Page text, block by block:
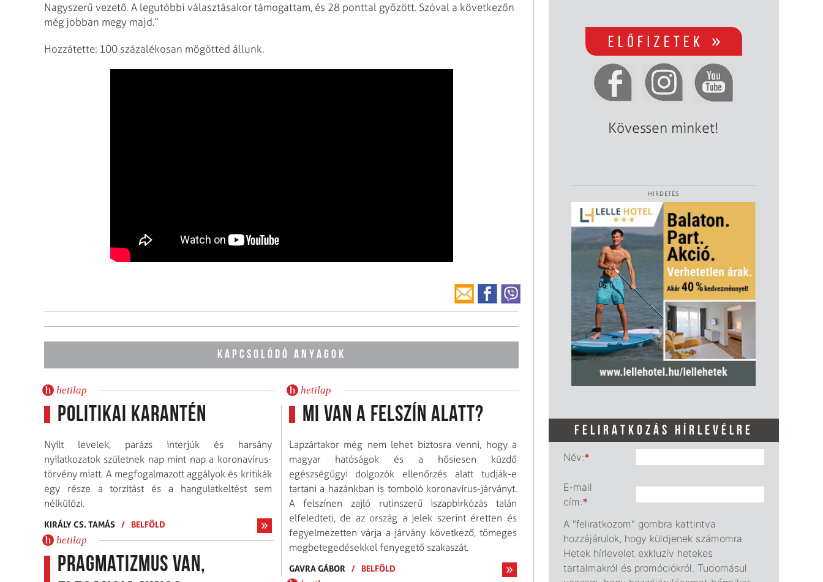
Nagyszerű vezető. A legutóbbi választásakor támogattam, és 28 ponttal győzött. Szóval a következőn
még jobban megy majd.”
Hozzátette: 100 százalékosan mögötted állunk.
KAPCSOLÓDÓ ANYAGOK
hetilap
Politikai karantén
Nyílt levelek, parázs interjúk és harsány
nyilatkozatok születnek nap mint nap a koronavírus-
törvény miatt. A megfogalmazott aggályok és kritikák
egy része a torzítást és a hangulatkeltést sem
nélkülözi.
KIRÁLY CS. TAMÁS / BELFÖLD
hetilap
Pragmatizmus van,
hetilap
Mi van a felszín alatt?
Lapzártakor még nem lehet biztosra venni, hogy a
magyar hatóságok és a hősiesen küzdő
egészségügyi dolgozók ellenőrzés alatt tudják-e
tartani a hazánkban is tomboló koronavírus-járványt.
A felszínen zajló rutinszerű iszapbirkózás talán
elfeledteti, de az ország a jelek szerint éretten és
fegyelmezetten várja a járvány következő, tömeges
megbetegedésekkel fenyegető szakaszát.
GAVRA GÁBOR / BELFÖLD
Kövessen minket!
HIRDETÉS
FELIRATKOZÁS HÍRLEVÉLRE
Név:*
E-mail
cím:*
A "feliratkozom" gombra kattintva
hozzájárulok, hogy küldjenek számomra
Hetek hírlevelet exkluzív hetekes
tartalmakról és promóciókról. Tudomásul